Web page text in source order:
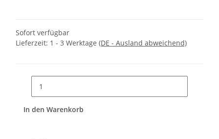
Sofort verfügbar
Lieferzeit: 1 - 3 Werktage (DE - Ausland abweichend)
In den Warenkorb